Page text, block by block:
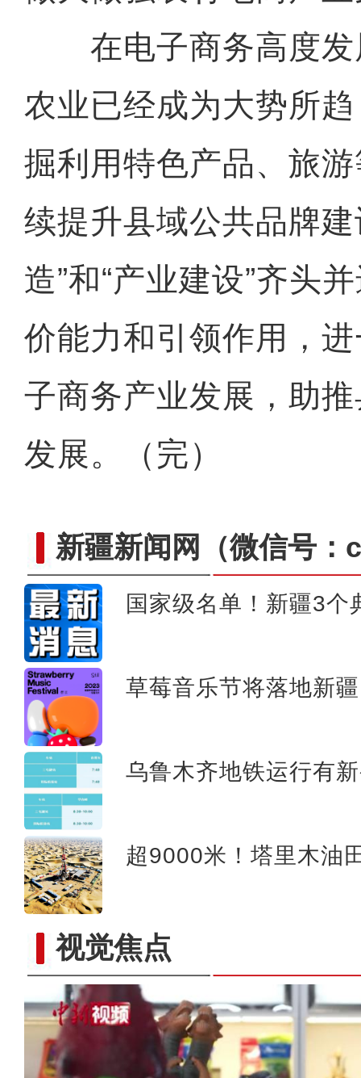
在电子商务高度发
农业已经成为大势所
掘利用特色产品、旅
续提升县域公共品牌
造”和“产业建设”齐头
价能力和引领作用，
子商务产业发展，助
发展。（完）
新疆新闻网 （微信号
国家级名单！新疆3个
草莓音乐节将落地新疆
乌鲁木齐地铁运行有
超9000米！塔里木油
视觉焦点
新疆玛纳斯：机械化
新疆吉木乃边民互市贸